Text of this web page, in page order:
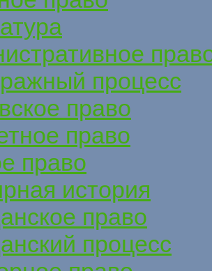
процесс
право
право
право
история
право
процесс